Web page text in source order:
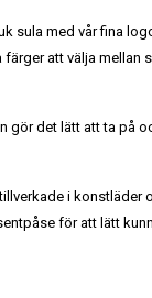
sula med vår fina
att välja mellan
gör det lätt att ta på
i konstläder
för att lätt